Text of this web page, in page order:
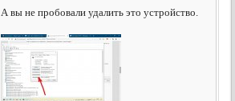
А вы не пробовали удалить это устройство.